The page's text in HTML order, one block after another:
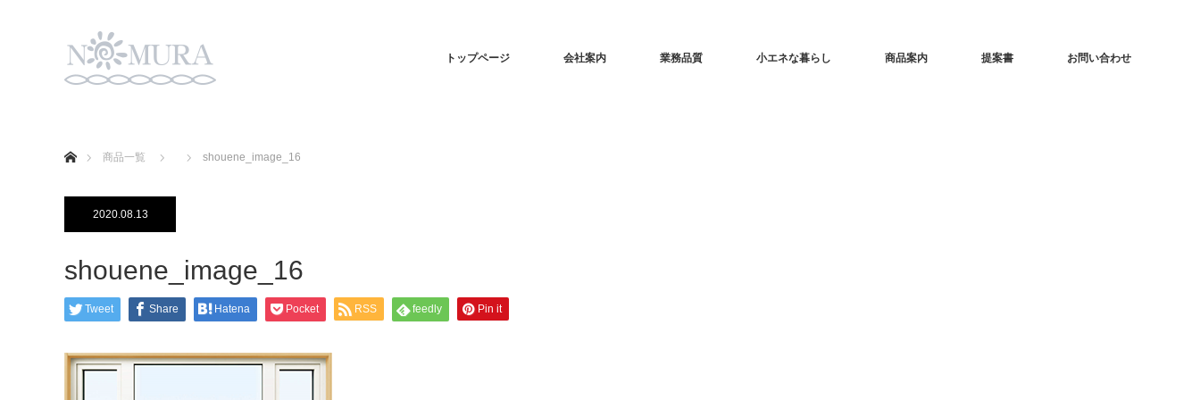
トップページ 会社案内 業務品質 小エネな暮らし 商品案内 提案書 お問い合わせ
商品一覧
shouene_image_16
2020.08.13
shouene_image_16
Tweet Share Hatena Pocket RSS feedly Pin it